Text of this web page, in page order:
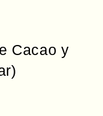
Cacao y